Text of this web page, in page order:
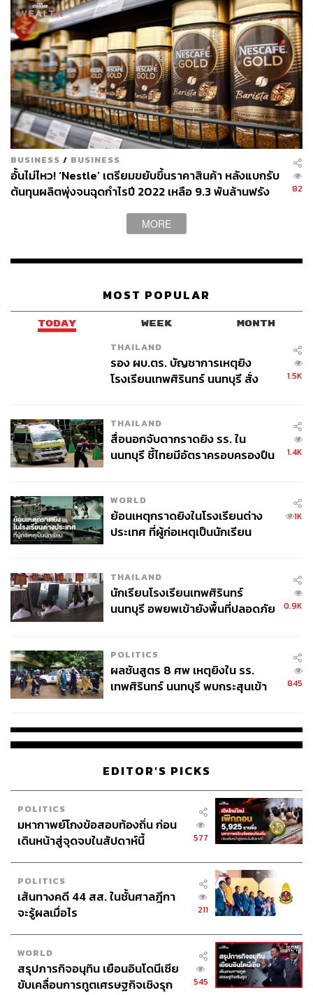
BUSINESS / BUSINESS
อั้นไม่ไหว! ‘Nestle’ เตรียมขยับขึ้นราคาสินค้า หลังแบกรับ
ต้นทุนผลิตพุ่งจนฉุดกำไรปี 2022 เหลือ 9.3 พันล้านฟรัง
82
MORE
MOST POPULAR
TODAY WEEK MONTH
THAILAND
รอง ผบ.ตร. บัญชาการเหตุยิง
โรงเรียนเทพศิรินทร์ นนทบุรี สั่ง
1.5K
THAILAND
สื่อนอกจับตากราดยิง รร. ใน
นนทบุรี ชี้ไทยมีอัตราครอบครองปืน
1.4K
WORLD
ย้อนเหตุกราดยิงในโรงเรียนต่าง
ประเทศ ที่ผู้ก่อเหตุเป็นนักเรียน
1K
THAILAND
นักเรียนโรงเรียนเทพศิรินทร์
นนทบุรี อพยพเข้ายังพื้นที่ปลอดภัย
0.9K
POLITICS
ผลชันสูตร 8 ศพ เหตุยิงใน รร.
เทพศิรินทร์ นนทบุรี พบกระสุนเข้า
845
EDITOR'S PICKS
POLITICS
มหากาพย์โกงข้อสอบท้องถิ่น ก่อน
เดินหน้าสู่จุดจบในสัปดาห์นี้
577
POLITICS
เส้นทางคดี 44 สส. ในชั้นศาลฎีกา
จะรู้ผลเมื่อไร
211
WORLD
สรุปภารกิจอนุทิน เยือนอินโดนีเซีย
ขับเคลื่อนการทูตเศรษฐกิจเชิงรุก
545